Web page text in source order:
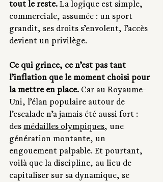
tout le reste. La logique est simple,
commerciale, assumée : un sport
grandit, ses droits s’envolent, l’accès
devient un privilège.
Ce qui grince, ce n’est pas tant
l’inflation que le moment choisi pour
la mettre en place. Car au Royaume-
Uni, l’élan populaire autour de
l’escalade n’a jamais été aussi fort :
des médailles olympiques, une
génération montante, un
engouement palpable. Et pourtant,
voilà que la discipline, au lieu de
capitaliser sur sa dynamique, se